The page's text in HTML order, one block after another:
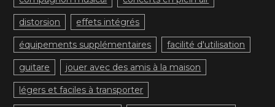
distorsion effets intégrés
équipements supplémentaires facilité d'utilisation
guitare jouer avec des amis à la maison
légers et faciles à transporter